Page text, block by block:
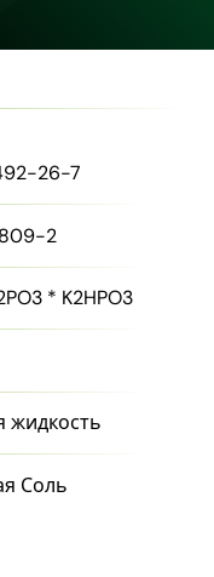
26-7
2
* K2HPO3
жидкость
Соль